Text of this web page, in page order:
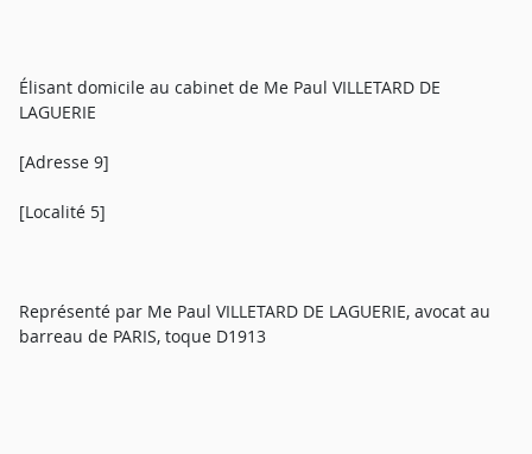
Élisant domicile au cabinet de Me Paul VILLETARD DE
LAGUERIE
[Adresse 9]
[Localité 5]
Représenté par Me Paul VILLETARD DE LAGUERIE, avocat au
barreau de PARIS, toque D1913